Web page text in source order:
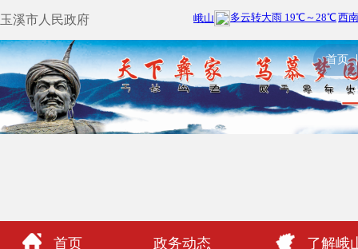
玉溪市人民政府
首页
首页 政务动态 了解峨